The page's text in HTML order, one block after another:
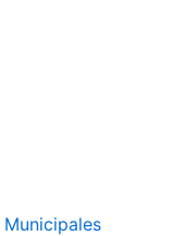
Municipales